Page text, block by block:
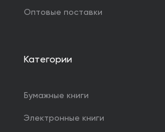
Оптовые поставки
Категории
Бумажные книги
Электронные книги